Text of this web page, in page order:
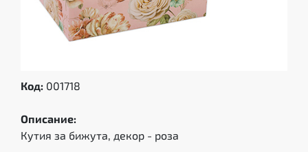
Код: 001718
Описание:
Кутия за бижута, декор - роза